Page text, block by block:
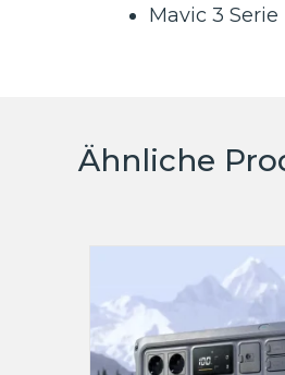
Mavic 3 Serie
Ähnliche